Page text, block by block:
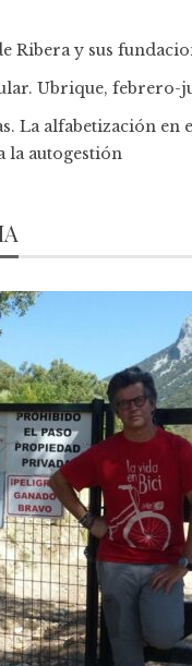
Ribera y sus
Ubrique, febrero-
La alfabetización en
la autogestión